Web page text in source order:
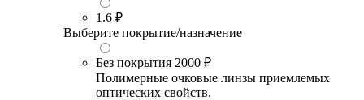
1.6 ₽
Выберите покрытие/назначение
Без покрытия 2000 ₽
Полимерные очковые линзы приемлемых
оптических свойств.